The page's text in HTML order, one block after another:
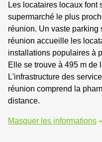
Les locataires locaux font
supermarché le plus
réunion. Un vaste
réunion accueille les
installations populaires à
Elle se trouve à 495 m de
L'infrastructure des
réunion comprend la
distance.
Masquer les informations